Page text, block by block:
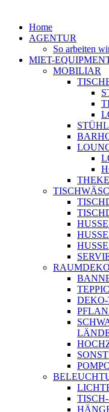
Home
AGENTUR
So arbeiten
MIET-
MOBILIAR